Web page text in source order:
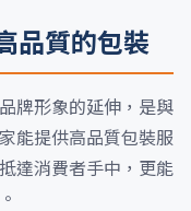
品質的包裝
牌形象的延伸，是與
能提供高品質包裝服
達消費者手中，更能